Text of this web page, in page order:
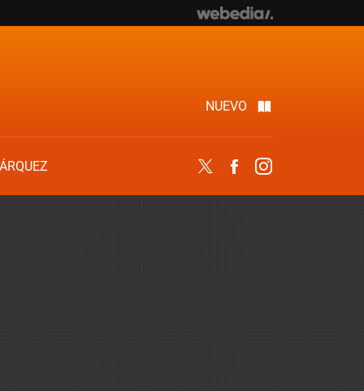
NUEVO
Twitter Facebook